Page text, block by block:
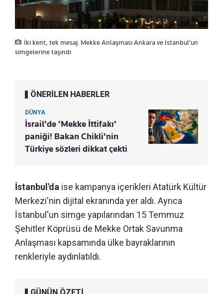
İki kent, tek mesaj: Mekke Anlaşması Ankara ve İstanbul’un
simgelerine taşındı
ÖNERİLEN HABERLER
DÜNYA
İsrail'de 'Mekke İttifakı'
paniği! Bakan Chikli'nin
Türkiye sözleri dikkat çekti
İstanbul'da ise kampanya içerikleri Atatürk Kültür
Merkezi'nin dijital ekranında yer aldı. Ayrıca
İstanbul'un simge yapılarından 15 Temmuz
Şehitler Köprüsü de Mekke Ortak Savunma
Anlaşması kapsamında ülke bayraklarının
renkleriyle aydınlatıldı.